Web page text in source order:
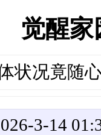
觉醒
状况竟随
3-14